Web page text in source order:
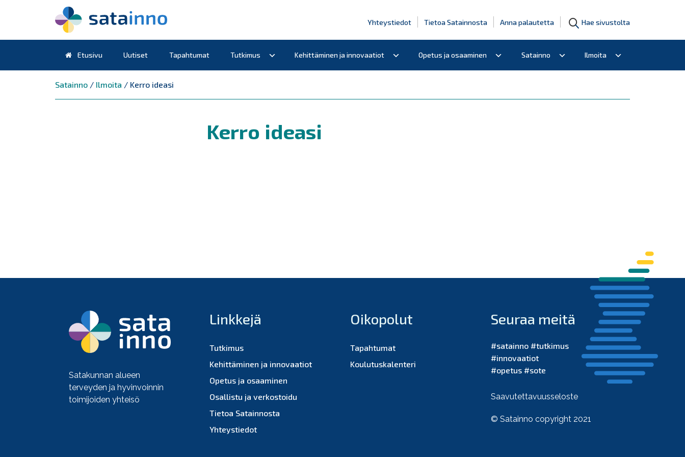
Yhteystiedot Tietoa Satainnosta Anna palautetta Hae sivustolta
PäävalikkoEtusivu Uutiset Tapahtumat Tutkimus Kehittäminen ja innovaatiot Opetus ja osaaminen Satainno Ilmoita
Satainno/ Ilmoita / Kerro ideasi
Kerro ideasi
Satakunnan alueen
terveyden ja hyvinvoinnin
toimijoiden yhteisö
Linkkejä
Tutkimus
Kehittäminen ja innovaatiot
Opetus ja osaaminen
Osallistu ja verkostoidu
Tietoa Satainnosta
Yhteystiedot
Oikopolut
Tapahtumat
Koulutuskalenteri
Seuraa meitä
#satainno #tutkimus
#innovaatiot
#opetus #sote
Saavutettavuusseloste
© Satainno copyright 2021